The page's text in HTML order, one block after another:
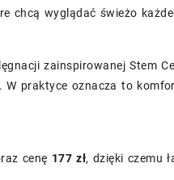
chcą wyglądać świeżo
zainspirowanej Stem
W praktyce oznacza to
cenę 177 zł, dzięki czemu